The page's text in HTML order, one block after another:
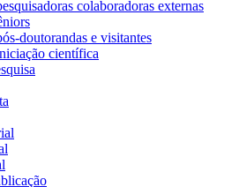
colaboradoras externas
doutorandas e visitantes
científica